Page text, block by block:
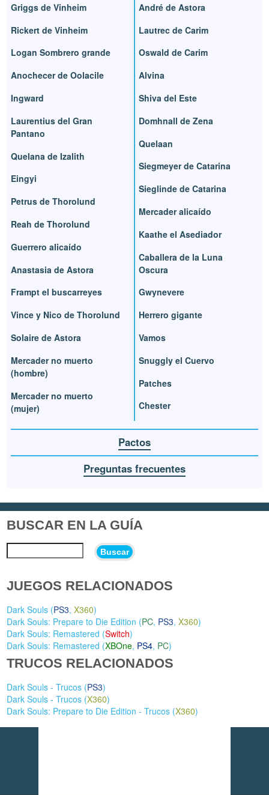
Griggs de Vinheim
Rickert de Vinheim
Logan Sombrero grande
Anochecer de Oolacile
Ingward
Laurentius del Gran
Pantano
Quelana de Izalith
Eingyi
Petrus de Thorolund
Reah de Thorolund
Guerrero alicaído
Anastasia de Astora
Frampt el buscarreyes
Vince y Nico de Thorolund
Solaire de Astora
Mercader no muerto
(hombre)
Mercader no muerto
(mujer)
André de Astora
Lautrec de Carim
Oswald de Carim
Alvina
Shiva del Este
Domhnall de Zena
Quelaan
Siegmeyer de Catarina
Sieglinde de Catarina
Mercader alicaído
Kaathe el Asediador
Caballera de la Luna
Oscura
Gwynevere
Herrero gigante
Vamos
Snuggly el Cuervo
Patches
Chester
Pactos
Preguntas frecuentes
BUSCAR EN LA GUÍA
Buscar
JUEGOS RELACIONADOS
Dark Souls (PS3,X360)
Dark Souls: Prepare to Die Edition (PC, PS3,X360)
Dark Souls: Remastered (Switch)
Dark Souls: Remastered (XBOne, PS4, PC)
TRUCOS RELACIONADOS
Dark Souls - Trucos (PS3)
Dark Souls - Trucos (X360)
Dark Souls: Prepare to Die Edition - Trucos (X360)